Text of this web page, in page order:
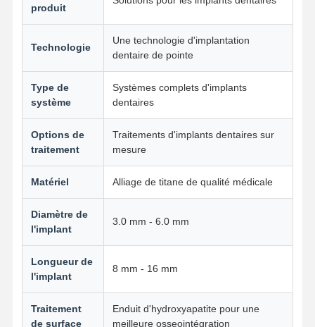
La Qualité
Nouvelles
Maintenant
Faisceau d'Emax
Barre d'implant dentaire
Porcelaine fondue au métal
produit
Technologie
Une technologie d'implantation
dentaire de pointe
Type de
système
Systèmes complets d'implants
dentaires
Options de
traitement
Traitements d'implants dentaires sur
mesure
Matériel Alliage de titane de qualité médicale
Diamètre de
l'implant
3.0 mm - 6.0 mm
Longueur de
l'implant
8 mm - 16 mm
Traitement
de surface
Enduit d'hydroxyapatite pour une
meilleure osseointégration